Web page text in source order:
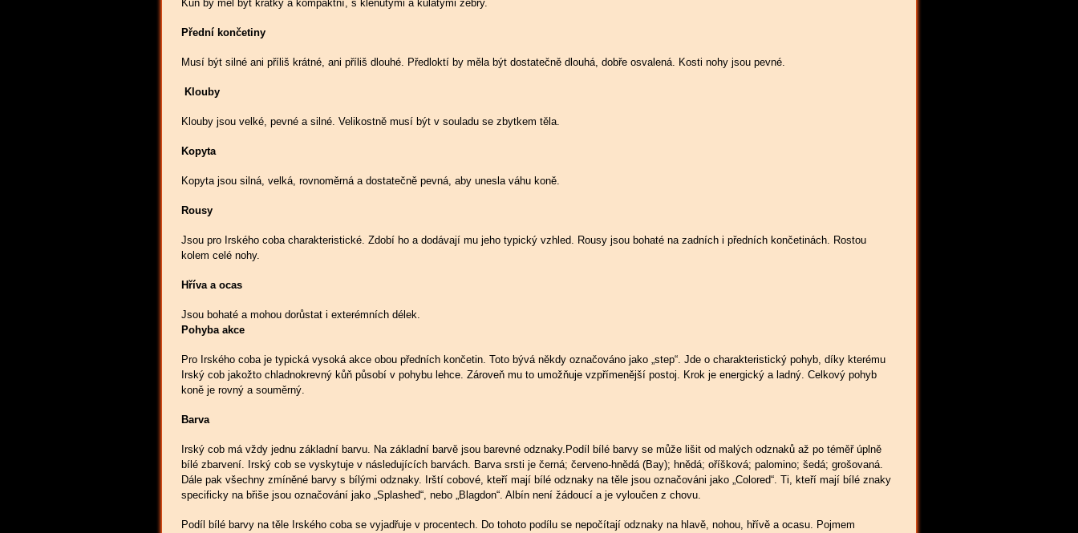
Kůň by měl být krátký a kompaktní, s klenutými a kulatými žebry.
Přední končetiny
Musí být silné ani příliš krátné, ani příliš dlouhé. Předloktí by měla být dostatečně dlouhá, dobře osvalená. Kosti nohy jsou pevné.
Klouby
Klouby jsou velké, pevné a silné. Velikostně musí být v souladu se zbytkem těla.
Kopyta
Kopyta jsou silná, velká, rovnoměrná a dostatečně pevná, aby unesla váhu koně.
Rousy
Jsou pro Irského coba charakteristické. Zdobí ho a dodávají mu jeho typický vzhled. Rousy jsou bohaté na zadních i předních končetinách. Rostou
kolem celé nohy.
Hříva a ocas
Jsou bohaté a mohou dorůstat i exterémních délek.
Pohyba akce
Pro Irského coba je typická vysoká akce obou předních končetin. Toto bývá někdy označováno jako „step“. Jde o charakteristický pohyb, díky kterému
Irský cob jakožto chladnokrevný kůň působí v pohybu lehce. Zároveň mu to umožňuje vzpřímenější postoj. Krok je energický a ladný. Celkový pohyb
koně je rovný a souměrný.
Barva
Irský cob má vždy jednu základní barvu. Na základní barvě jsou barevné odznaky.Podíl bílé barvy se může lišit od malých odznaků až po téměř úplně
bílé zbarvení. Irský cob se vyskytuje v následujících barvách. Barva srsti je černá; červeno-hnědá (Bay); hnědá; oříšková; palomino; šedá; grošovaná.
Dále pak všechny zmíněné barvy s bílými odznaky. Irští cobové, kteří mají bílé odznaky na těle jsou označováni jako „Colored“. Ti, kteří mají bílé znaky
specificky na břiše jsou označování jako „Splashed“, nebo „Blagdon“. Albín není žádoucí a je vyloučen z chovu.
Podíl bílé barvy na těle Irského coba se vyjadřuje v procentech. Do tohoto podílu se nepočítají odznaky na hlavě, nohou, hřívě a ocasu. Pojmem